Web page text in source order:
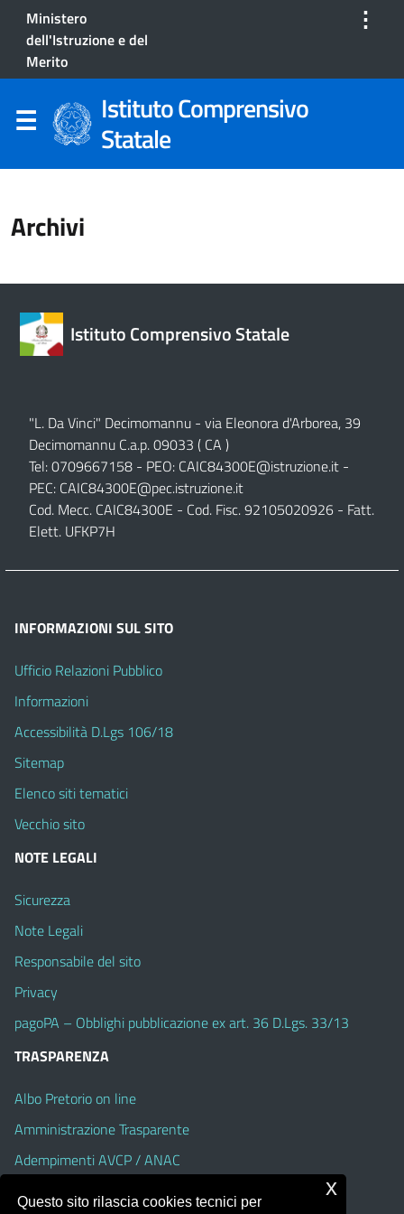
Ministero
dell'Istruzione e del
Merito
⋮
Istituto Comprensivo
Statale
Archivi
Istituto Comprensivo Statale
"L. Da Vinci" Decimomannu - via Eleonora d'Arborea, 39
Decimomannu C.a.p. 09033 ( CA )
Tel: 0709667158 - PEO: CAIC84300E@istruzione.it -
PEC: CAIC84300E@pec.istruzione.it
Cod. Mecc. CAIC84300E - Cod. Fisc. 92105020926 - Fatt.
Elett. UFKP7H
INFORMAZIONI SUL SITO
Ufficio Relazioni Pubblico
Informazioni
Accessibilità D.Lgs 106/18
Sitemap
Elenco siti tematici
Vecchio sito
NOTE LEGALI
Sicurezza
Note Legali
Responsabile del sito
Privacy
pagoPA – Obblighi pubblicazione ex art. 36 D.Lgs. 33/13
TRASPARENZA
Albo Pretorio on line
Amministrazione Trasparente
Adempimenti AVCP / ANAC
Questo sito rilascia cookies tecnici per
x